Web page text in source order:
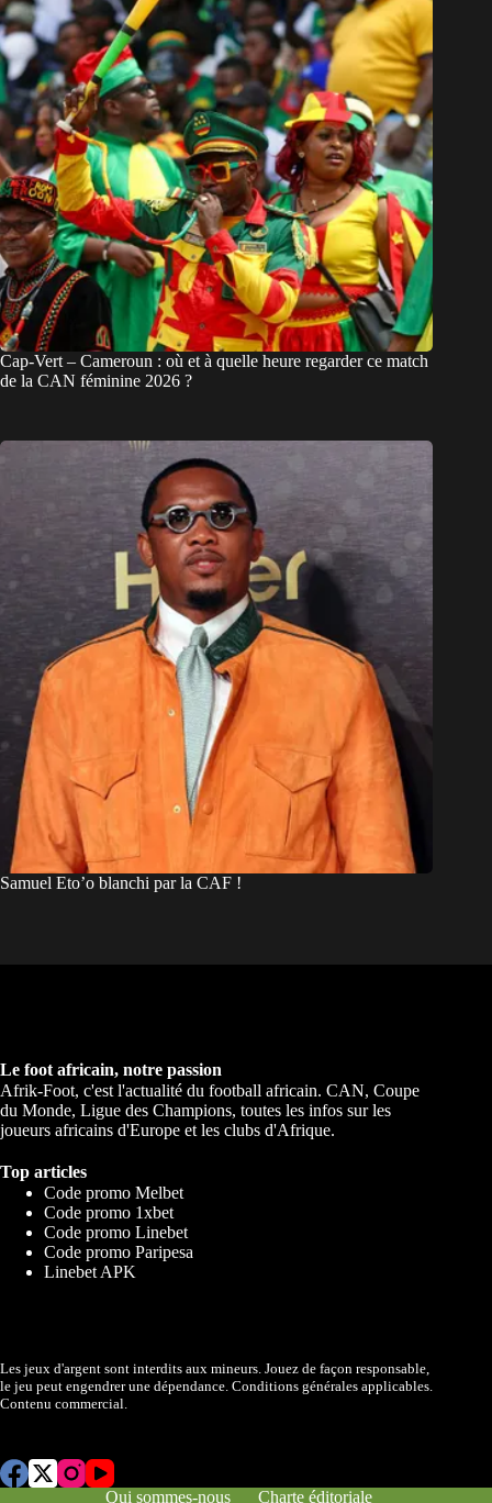
Cap-Vert – Cameroun : où et à quelle heure regarder ce match
de la CAN féminine 2026 ?
Samuel Eto’o blanchi par la CAF !
Le foot africain, notre passion
Afrik-Foot, c'est l'actualité du football africain. CAN, Coupe
du Monde, Ligue des Champions, toutes les infos sur les
joueurs africains d'Europe et les clubs d'Afrique.
Top articles
Code promo Melbet
Code promo 1xbet
Code promo Linebet
Code promo Paripesa
Linebet APK
Les jeux d'argent sont interdits aux mineurs. Jouez de façon responsable,
le jeu peut engendrer une dépendance. Conditions générales applicables.
Contenu commercial.
Qui sommes-nous Charte éditoriale